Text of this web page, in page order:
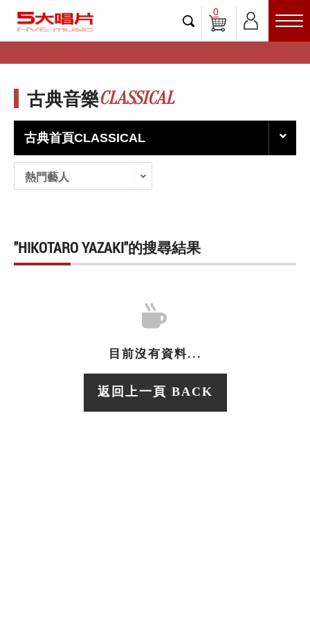
0
古典音樂CLASSICAL
古典首頁CLASSICAL
熱門藝人
"HIKOTARO YAZAKI"的搜尋結果
目前沒有資料...
返回上一頁 BACK